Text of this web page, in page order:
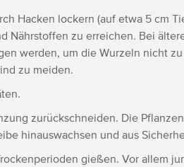
Hacken lockern (auf etwa 5 cm
Nährstoffen zu erreichen. Bei
werden, um die Wurzeln nicht
zu meiden.
zurückschneiden. Die
hinauswachsen und aus
gießen. Vor allem